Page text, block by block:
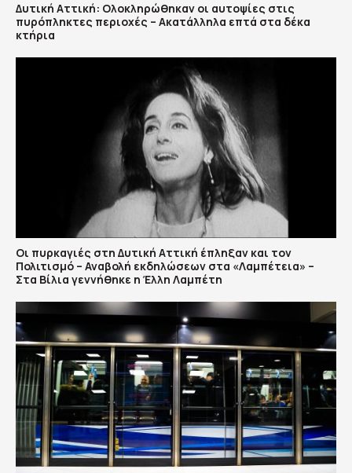
Δυτική Αττική: Ολοκληρώθηκαν οι αυτοψίες στις
πυρόπληκτες περιοχές – Ακατάλληλα επτά στα δέκα
κτήρια
Οι πυρκαγιές στη Δυτική Αττική έπληξαν και τον
Πολιτισμό – Αναβολή εκδηλώσεων στα «Λαμπέτεια» –
Στα Βίλια γεννήθηκε η Έλλη Λαμπέτη